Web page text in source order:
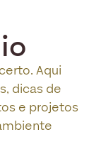
Aqui
dicas de
e projetos